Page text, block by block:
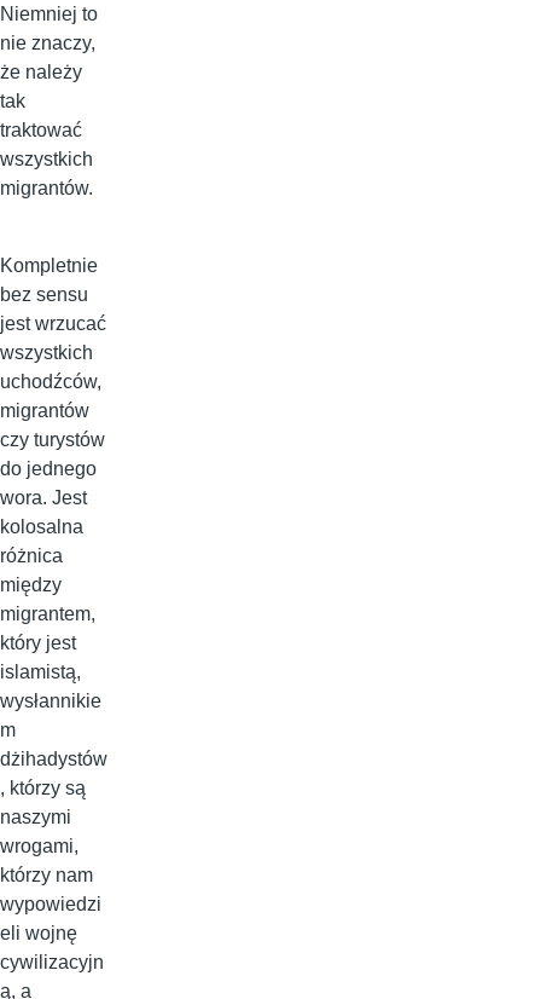
Niemniej to
nie znaczy,
że należy
tak
traktować
wszystkich
migrantów.
Kompletnie
bez sensu
jest wrzucać
wszystkich
uchodźców,
migrantów
czy turystów
do jednego
wora. Jest
kolosalna
różnica
między
migrantem,
który jest
islamistą,
wysłannikie
m
dżihadystów
, którzy są
naszymi
wrogami,
którzy nam
wypowiedzi
eli wojnę
cywilizacyjn
ą, a